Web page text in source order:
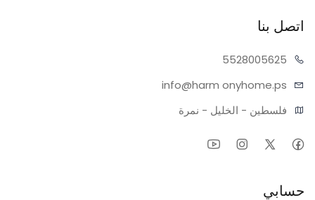
اتصل بنا
05625
55280
info@harm onyhome.ps
فلسطين - الخليل - نمرة
حسابي